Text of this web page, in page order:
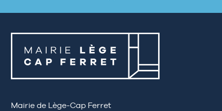
Mairie de Lège-Cap Ferret